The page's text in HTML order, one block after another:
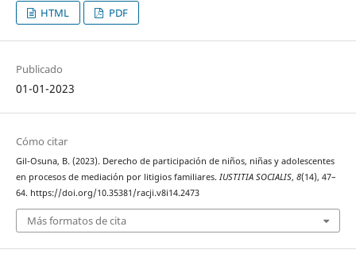
HTML PDF
Publicado
01-01-2023
Cómo citar
Gil-Osuna, B. (2023). Derecho de participación de niños, niñas y adolescentes
en procesos de mediación por litigios familiares. IUSTITIA SOCIALIS, 8(14), 47–
64. https://doi.org/10.35381/racji.v8i14.2473
Más formatos de cita